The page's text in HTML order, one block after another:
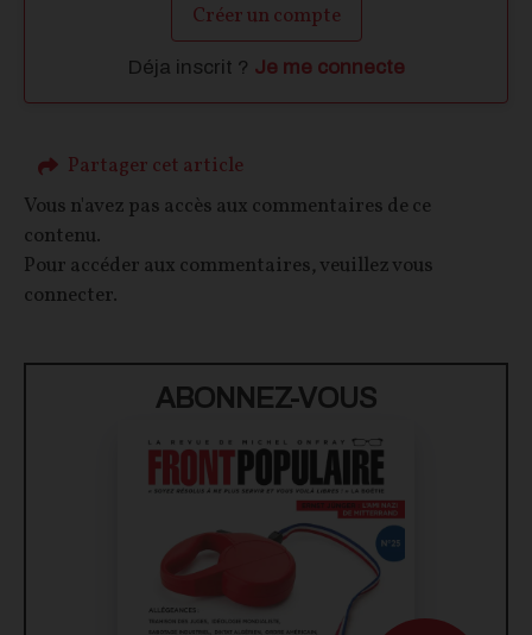
Créer un compte
Déja inscrit ? Je me connecte
Partager cet article
Vous n'avez pas accès aux commentaires de ce
contenu.
Pour accéder aux commentaires, veuillez vous
connecter.
ABONNEZ-VOUS